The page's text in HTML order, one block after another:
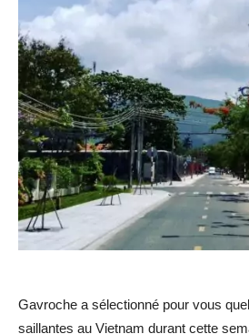
Gavroche a sélectionné pour vous
saillantes au Vietnam durant cette